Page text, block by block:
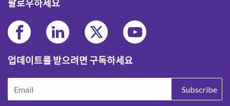
팔로우하세요
업데이트를 받으려면 구독하세요
Subscribe